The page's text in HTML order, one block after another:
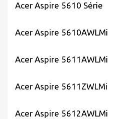
Acer Aspire 5610 Série
Acer Aspire 5610AWLMi
Acer Aspire 5611AWLMi
Acer Aspire 5611ZWLMi
Acer Aspire 5612AWLMi